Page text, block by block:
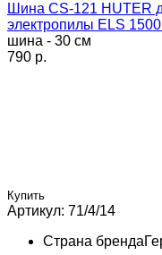
Шина CS-121 HUTER
электропилы ELS
шина - 30 см
790 p.
Купить
Артикул: 71/4/14
Страна бренда